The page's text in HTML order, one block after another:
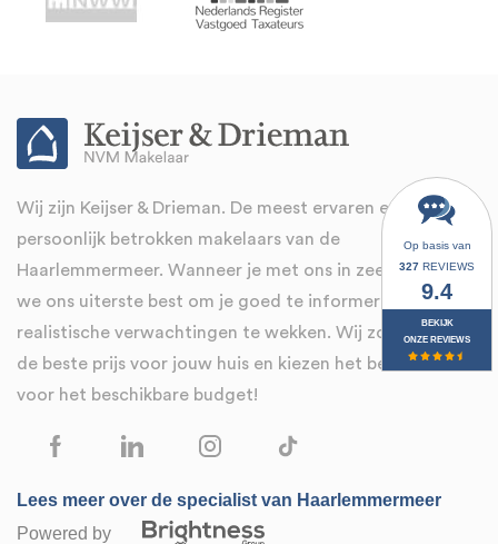
Op basis van
327 REVIEWS
9.4
BEKIJK
ONZE REVIEWS
Wij zijn Keijser & Drieman. De meest ervaren en
persoonlijk betrokken makelaars van de
Haarlemmermeer. Wanneer je met ons in zee gaat, doen
we ons uiterste best om je goed te informeren en alleen
realistische verwachtingen te wekken. Wij zorgen voor
de beste prijs voor jouw huis en kiezen het beste huis
voor het beschikbare budget!
Lees meer over de specialist van Haarlemmermeer
Powered by